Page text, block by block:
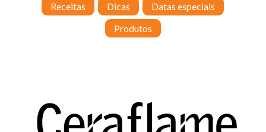
Receitas Dicas
Datas especiais
Produtos